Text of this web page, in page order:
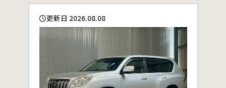
更新日 2026.08.08